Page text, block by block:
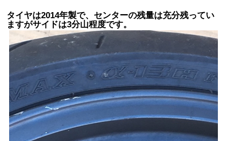
タイヤは2014年製で、センターの残量は充分残ってい
ますがサイドは3分山程度です。